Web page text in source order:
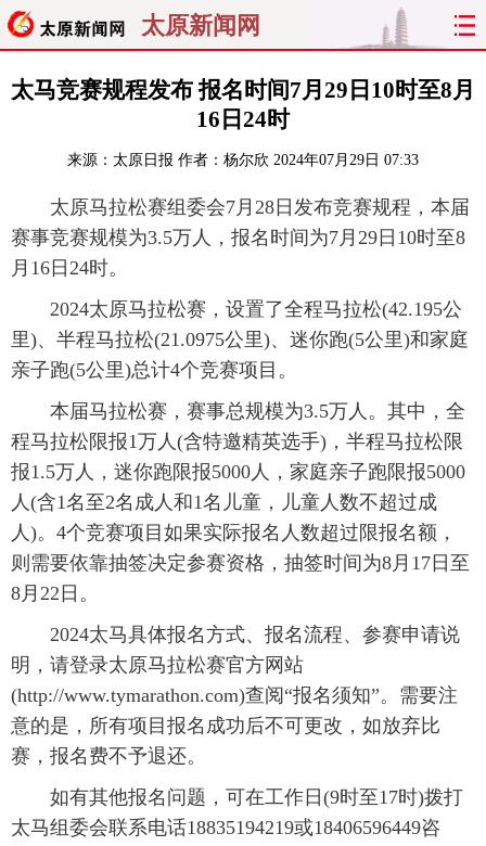
太原新闻网
首页 聚焦 太原 山西
旅游 理财 政务 教育
看天下 晋月读 最太原 网罗民生
太原日报 太原晚报
太马竞赛规程发布 报名时间7月29日10时至8月
16日24时
来源： 太原日报 作者：杨尔欣 2024年07月29日 07:33
太原马拉松赛组委会7月28日发布竞赛规程，本届
赛事竞赛规模为3.5万人，报名时间为7月29日10时至8
月16日24时。
2024太原马拉松赛，设置了全程马拉松(42.195公
里)、半程马拉松(21.0975公里)、迷你跑(5公里)和家庭
亲子跑(5公里)总计4个竞赛项目。
本届马拉松赛，赛事总规模为3.5万人。其中，全
程马拉松限报1万人(含特邀精英选手)，半程马拉松限
报1.5万人，迷你跑限报5000人，家庭亲子跑限报5000
人(含1名至2名成人和1名儿童，儿童人数不超过成
人)。4个竞赛项目如果实际报名人数超过限报名额，
则需要依靠抽签决定参赛资格，抽签时间为8月17日至
8月22日。
2024太马具体报名方式、报名流程、参赛申请说
明，请登录太原马拉松赛官方网站
(http://www.tymarathon.com)查阅“报名须知”。需要注
意的是，所有项目报名成功后不可更改，如放弃比
赛，报名费不予退还。
如有其他报名问题，可在工作日(9时至17时)拨打
太马组委会联系电话18835194219或18406596449咨